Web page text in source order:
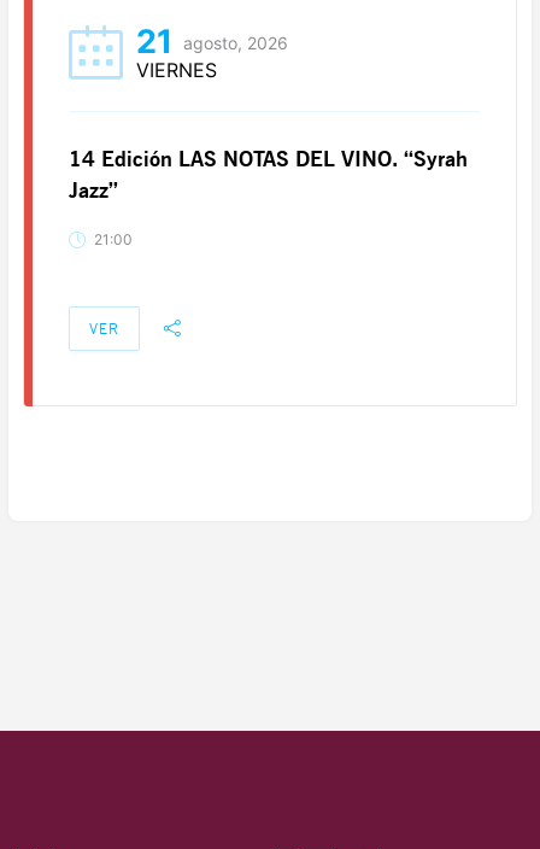
21 agosto, 2026
VIERNES
14 Edición LAS NOTAS DEL VINO. “Syrah
Jazz”
21:00
VER